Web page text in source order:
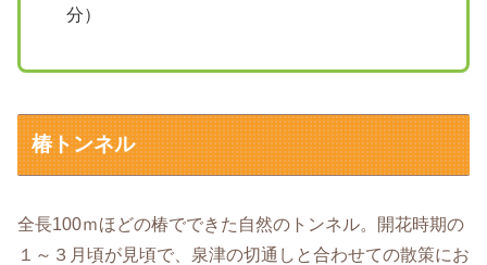
分）
椿トンネル
全長100ｍほどの椿でできた自然のトンネル。開花時期の
１～３月頃が見頃で、泉津の切通しと合わせての散策にお